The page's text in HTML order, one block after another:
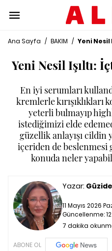
Ana Sayfa / BAKIM / Yeni Nesil
Yeni Nesil Işıltı:
En iyi serumları
kremlerle kırışıklıkları
yeterli bulmayıp
istediğimizi elde
güzellik anlayışı cildin
içeriden de
konuda neler
Yazar:
11 Mayıs 2026
Güncellenme:
7 dakika
ABONE OL